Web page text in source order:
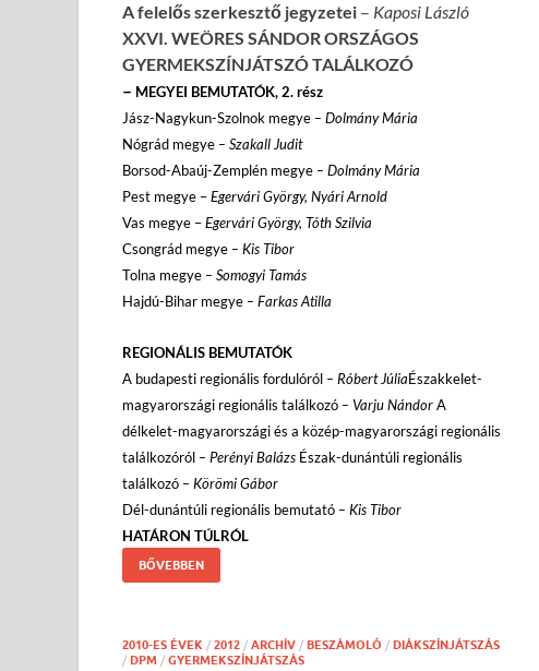
A felelős szerkesztő jegyzetei – Kaposi László
XXVI. WEÖRES SÁNDOR ORSZÁGOS
GYERMEKSZÍNJÁTSZÓ TALÁLKOZÓ
– MEGYEI BEMUTATÓK, 2. rész
Jász-Nagykun-Szolnok megye – Dolmány Mária
Nógrád megye – Szakall Judit
Borsod-Abaúj-Zemplén megye – Dolmány Mária
Pest megye –Egervári György, Nyári Arnold
Vas megye –Egervári György, Tóth Szilvia
Csongrád megye – Kis Tibor
Tolna megye – Somogyi Tamás
Hajdú-Bihar megye – Farkas Atilla
REGIONÁLIS BEMUTATÓK
A budapesti regionális fordulóról – Róbert JúliaÉszakkelet-
magyarországi regionális találkozó – Varju NándorA
délkelet-magyarországi és a közép-magyarországi regionális
találkozóról – Perényi Balázs Észak-dunántúli regionális
találkozó – Körömi Gábor
Dél-dunántúli regionális bemutató – Kis Tibor
HATÁRON TÚLRÓL
BŐVEBBEN
2010-ES ÉVEK / 2012 / ARCHÍV / BESZÁMOLÓ / DIÁKSZÍNJÁTSZÁS
/ DPM / GYERMEKSZÍNJÁTSZÁS